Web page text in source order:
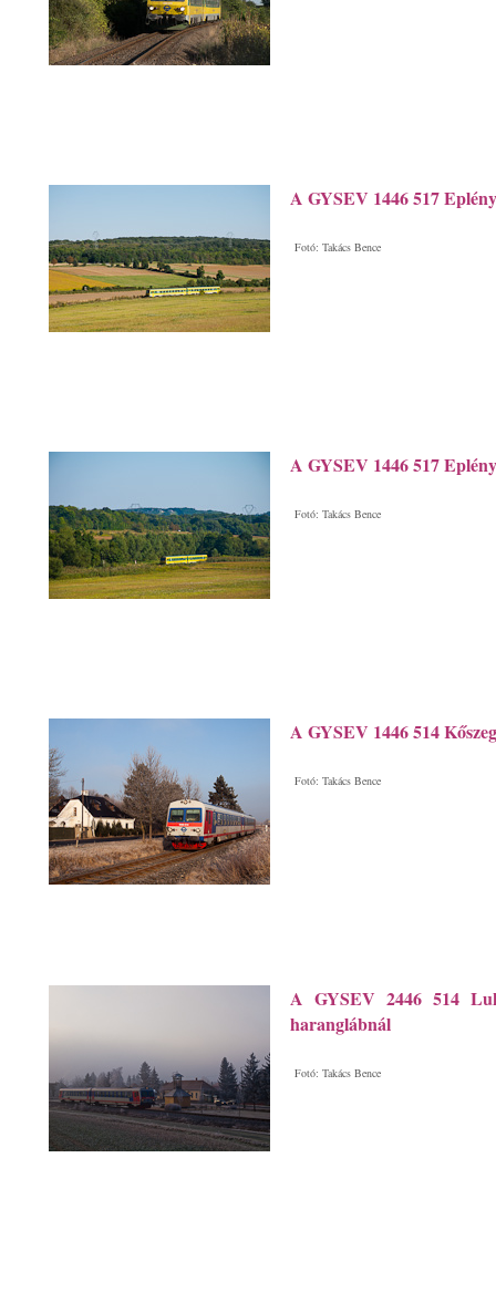
A GYSEV 1446 517
Fotó: Takács Bence
A GYSEV 1446 517
Fotó: Takács Bence
A GYSEV 1446 514
Fotó: Takács Bence
A GYSEV 2446 514
haranglábnál
Fotó: Takács Bence